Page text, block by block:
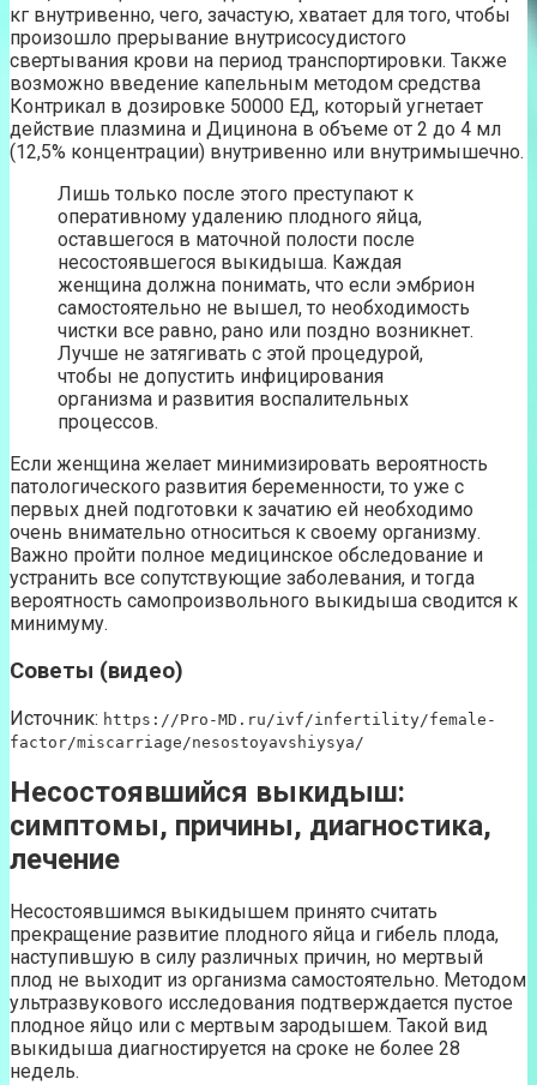
кг внутривенно, чего, зачастую, хватает для того, чтобы
произошло прерывание внутрисосудистого
свертывания крови на период транспортировки. Также
возможно введение капельным методом средства
Контрикал в дозировке 50000 ЕД, который угнетает
действие плазмина и Дицинона в объеме от 2 до 4 мл
(12,5% концентрации) внутривенно или внутримышечно.
Лишь только после этого преступают к
оперативному удалению плодного яйца,
оставшегося в маточной полости после
несостоявшегося выкидыша. Каждая
женщина должна понимать, что если эмбрион
самостоятельно не вышел, то необходимость
чистки все равно, рано или поздно возникнет.
Лучше не затягивать с этой процедурой,
чтобы не допустить инфицирования
организма и развития воспалительных
процессов.
Если женщина желает минимизировать вероятность
патологического развития беременности, то уже с
первых дней подготовки к зачатию ей необходимо
очень внимательно относиться к своему организму.
Важно пройти полное медицинское обследование и
устранить все сопутствующие заболевания, и тогда
вероятность самопроизвольного выкидыша сводится к
минимуму.
Советы (видео)
Источник: https://Pro-MD.ru/ivf/infertility/female-
factor/miscarriage/nesostoyavshiysya/
Несостоявшийся выкидыш:
симптомы, причины, диагностика,
лечение
Несостоявшимся выкидышем принято считать
прекращение развитие плодного яйца и гибель плода,
наступившую в силу различных причин, но мертвый
плод не выходит из организма самостоятельно. Методом
ультразвукового исследования подтверждается пустое
плодное яйцо или с мертвым зародышем. Такой вид
выкидыша диагностируется на сроке не более 28
недель.